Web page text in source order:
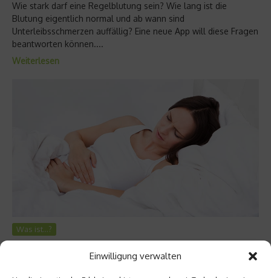
Einwilligung verwalten
Wie stark darf eine Regelblutung sein? Wie lang ist die
Blutung eigentlich normal und ab wann sind
Unterleibsschmerzen auffällig? Eine neue App will diese Fragen
beantworten können....
Weiterlesen
Was ist…?
Was ist Endometriose?